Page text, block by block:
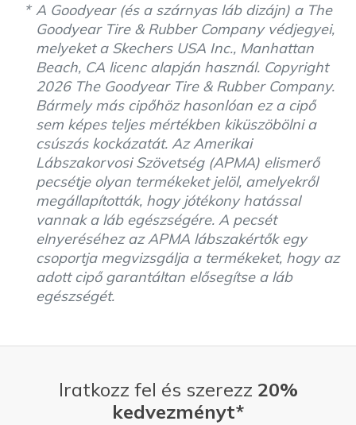
A Goodyear (és a szárnyas láb dizájn) a The
Goodyear Tire & Rubber Company védjegyei,
melyeket a Skechers USA Inc., Manhattan
Beach, CA licenc alapján használ. Copyright
2026 The Goodyear Tire & Rubber Company.
Bármely más cipőhöz hasonlóan ez a cipő
sem képes teljes mértékben kiküszöbölni a
csúszás kockázatát. Az Amerikai
Lábszakorvosi Szövetség (APMA) elismerő
pecsétje olyan termékeket jelöl, amelyekről
megállapították, hogy jótékony hatással
vannak a láb egészségére. A pecsét
elnyeréséhez az APMA lábszakértők egy
csoportja megvizsgálja a termékeket, hogy az
adott cipő garantáltan elősegítse a láb
egészségét.
Iratkozz fel és szerezz 20%
kedvezményt*